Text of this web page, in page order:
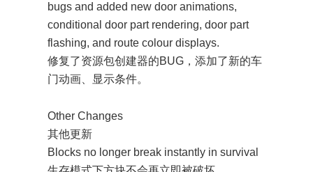
bugs and added new door animations,
conditional door part rendering, door part
flashing, and route colour displays.
修复了资源包创建器的BUG，添加了新的车
门动画、显示条件。
Other Changes
其他更新
Blocks no longer break instantly in survival